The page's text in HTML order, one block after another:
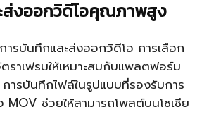
ส่งออกวิดีโอคุณภาพสูง
รบันทึกและส่งออกวิดีโอ การเลือก
ราเฟรมให้เหมาะสมกับแพลตฟอร์ม
ารบันทึกไฟล์ในรูปแบบที่รองรับการ
MOV ช่วยให้สามารถโพสต์บนโซเชีย